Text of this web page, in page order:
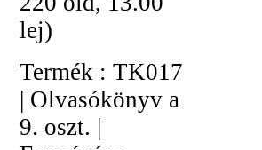
lej)
Termék : TK017
| Olvasókönyv a
9. oszt. |